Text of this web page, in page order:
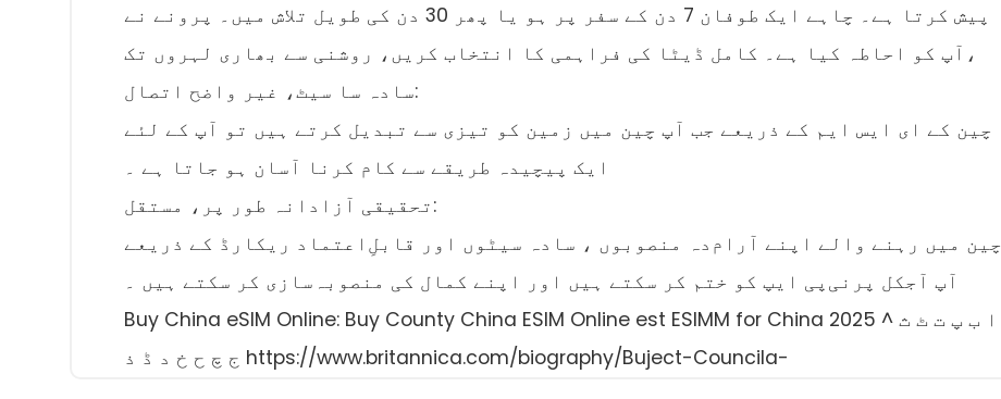
پیش کرتا ہے۔ چاہے ایک طوفان 7 دن کے سفر پر ہو یا پھر 30 دن کی طویل تلاش میں۔ پرونے نے
آپ کو احاطہ کیا ہے۔ کامل ڈیٹا کی فراہمی کا انتخاب کریں، روشنی سے بھاری لہروں تک،
سادہ سا سیٹ، غیر واضح اتصال:
چین کے ای ایس ایم کے ذریعے جب آپ چین میں زمین کو تیزی سے تبدیل کرتے ہیں تو آپ کے لئے
ایک پیچیدہ طریقے سے کام کرنا آسان ہو جاتا ہے ۔
تحقیقی آزادانہ طور پر، مستقل:
چین میں رہنے والے اپنے آرام‌دہ منصوبوں ، سادہ سیٹوں اور قابلِ‌اعتماد ریکارڈ کے ذریعے
آپ آجکل پرنی‌پی ایپ کو ختم کر سکتے ہیں اور اپنے کمال کی منصوبہ‌سازی کر سکتے ہیں ۔
Buy China eSIM Online: Buy County China ESIM Online est ESIMM for China 2025 ^ ا ب پ ت ٹ ث
ج چ ح خ د ڈ ذ https://www.britannica.com/biography/Buject-Councila-